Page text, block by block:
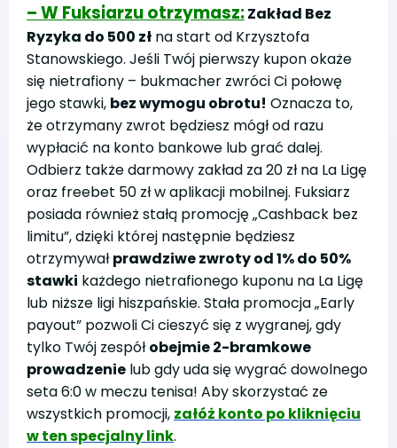
– W Fuksiarzu otrzymasz:Zakład Bez
Ryzyka do 500 zł na start od Krzysztofa
Stanowskiego. Jeśli Twój pierwszy kupon okaże
się nietrafiony – bukmacher zwróci Ci połowę
jego stawki, bez wymogu obrotu! Oznacza to,
że otrzymany zwrot będziesz mógł od razu
wypłacić na konto bankowe lub grać dalej.
Odbierz także darmowy zakład za 20 zł na La Ligę
oraz freebet 50 zł w aplikacji mobilnej. Fuksiarz
posiada również stałą promocję „Cashback bez
limitu”, dzięki której następnie będziesz
otrzymywałprawdziwe zwroty od 1% do 50%
stawki każdego nietrafionego kuponu na La Ligę
lub niższe ligi hiszpańskie. Stała promocja „Early
payout” pozwoli Ci cieszyć się z wygranej, gdy
tylko Twój zespółobejmie 2-bramkowe
prowadzenie lub gdy uda się wygrać dowolnego
seta 6:0 w meczu tenisa! Aby skorzystać ze
wszystkich promocji, załóż konto po kliknięciu
w ten specjalny link.